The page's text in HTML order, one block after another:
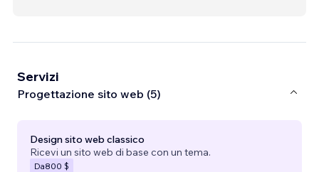
Servizi
Progettazione sito web (5)
Design sito web classico
Ricevi un sito web di base con un tema.
Da800 $